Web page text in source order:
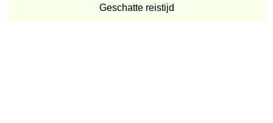
Geschatte reistijd